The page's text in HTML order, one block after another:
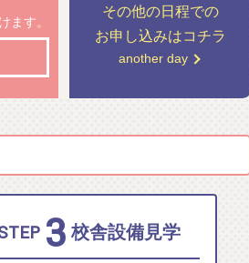
ます。
その他の日程での
お申し込みはコチラ
another day
3 校舎設備見学